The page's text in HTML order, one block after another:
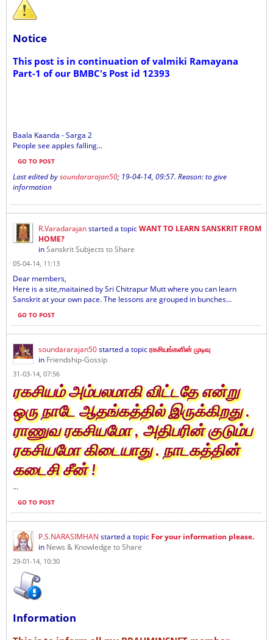
Notice
This post is in continuation of valmiki Ramayana
Part-1 of our BMBC's Post id 12393
Baala Kaanda - Sarga 2
People see apples falling...
GO TO POST
Last edited bysoundararajan50; 19-04-14, 09:57. Reason:to give
information
R.Varadarajanstarted a topicWANT TO LEARN SANSKRIT FROM
HOME?
inSanskrit Subjects to Share
05-04-14, 11:13
Dear members,
Here is a site,maitained by Sri Chitrapur Mutt where you can learn
Sanskrit at your own pace. The lessons are grouped in bunches...
GO TO POST
soundararajan50started a topicரகசியங்களின் முடிவு
in Friendship-Gossip
31-03-14, 07:56
ரகசியம் அம்பலமாகி விட்டதே என்று
ஒரு நாடே ஆதங்கத்தில் இருக்கிறது .
ராணுவ ரகசியமோ , அதிபரின் குடும்ப
ரகசியமோ கிடையாது . நாடகத்தின்
கடைசி சீன் !
...
GO TO POST
P.S.NARASIMHAN started a topic For your information please.
in News & Knowledge to Share
29-01-14, 10:30
Information